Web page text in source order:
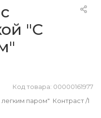
"С
Код товара: 00000161977
паром" Контраст /1